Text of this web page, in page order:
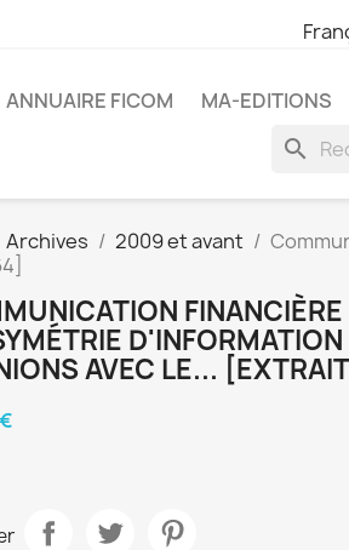
ANNUAIRE FICOM MA-EDITIONS
search
Archives 2009 et avant
FINANCIÈRE
AVEC LE...